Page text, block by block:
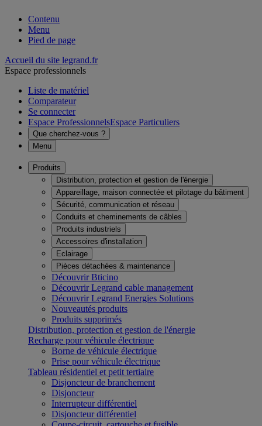
Contenu
Menu
Pied de page
Accueil du site legrand.fr
Espace professionnels
Liste de matériel
Comparateur
Se connecter
Espace ProfessionnelsEspace Particuliers
Que cherchez-vous ?
Menu
Produits
Distribution, protection et gestion de l'énergie
Appareillage, maison connectée et pilotage du bâtiment
Sécurité, communication et réseau
Conduits et cheminements de câbles
Produits industriels
Accessoires d'installation
Eclairage
Pièces détachées & maintenance
Découvrir Bticino
Découvrir Legrand cable management
Découvrir Legrand Energies Solutions
Nouveautés produits
Produits supprimés
Distribution, protection et gestion de l'énergie
Recharge pour véhicule électrique
Borne de véhicule électrique
Prise pour véhicule électrique
Tableau résidentiel et petit tertiaire
Disjoncteur de branchement
Disjoncteur
Interrupteur différentiel
Disjoncteur différentiel